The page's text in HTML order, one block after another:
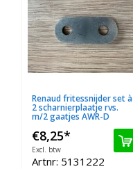
Renaud fritessnijder set à
2 scharnierplaatje rvs.
m/2 gaatjes AWR-D
€8,25*
Excl. btw
Artnr: 5131222